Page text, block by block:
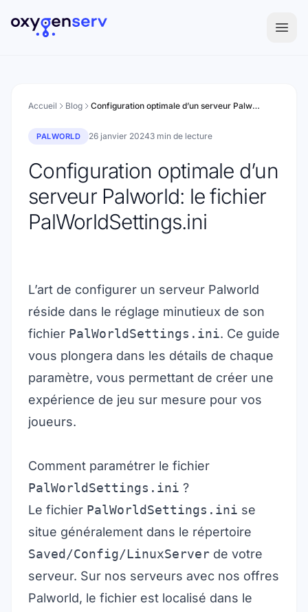
Accueil Blog Configuration optimale d’un serveur Palworld: le fichier PalWorldSettings.ini
PALWORLD 26 janvier 20243 min de lecture
Configuration optimale d’un
serveur Palworld: le fichier
PalWorldSettings.ini
L’art de configurer un serveur Palworld
réside dans le réglage minutieux de son
fichier PalWorldSettings.ini. Ce guide
vous plongera dans les détails de chaque
paramètre, vous permettant de créer une
expérience de jeu sur mesure pour vos
joueurs.
Comment paramétrer le fichier
PalWorldSettings.ini ?
Le fichier PalWorldSettings.ini se
situe généralement dans le répertoire
Saved/Config/LinuxServer de votre
serveur. Sur nos serveurs avec nos offres
Palworld, le fichier est localisé dans le